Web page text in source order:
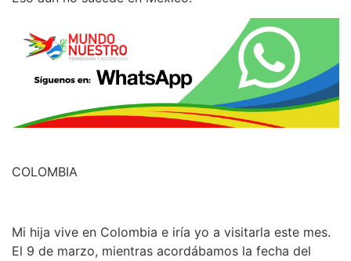
COLOMBIA
Mi hija vive en Colombia e iría yo a visitarla este mes.
El 9 de marzo, mientras acordábamos la fecha del